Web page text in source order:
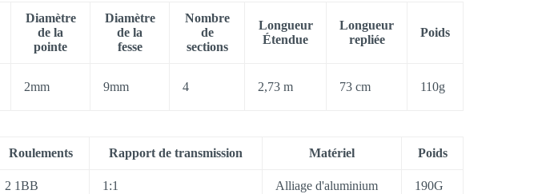
Diamètre
de la
pointe
Diamètre
de la
fesse
Nombre
de
sections
Longueur
Étendue
Longueur
repliée
Poids
2mm 9mm 4 2,73 m 73 cm 110g
Roulements Rapport de transmission Matériel Poids
2 1BB 1:1 Alliage d'aluminium
190G